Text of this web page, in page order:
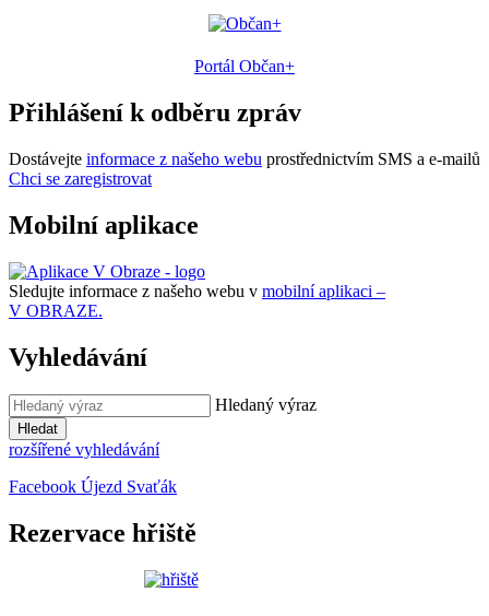
Portál Občan+
Přihlášení k odběru zpráv
Dostávejte informace z našeho webu prostřednictvím SMS a e-mailů
Chci se zaregistrovat
Mobilní aplikace
Sledujte informace z našeho webu v mobilní aplikaci –
V OBRAZE.
Vyhledávání
Hledaný výraz
Hledat
rozšířené vyhledávání
Facebook Újezd Svaťák
Rezervace hřiště